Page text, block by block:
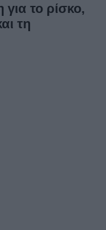
το ρίσκο,
τη